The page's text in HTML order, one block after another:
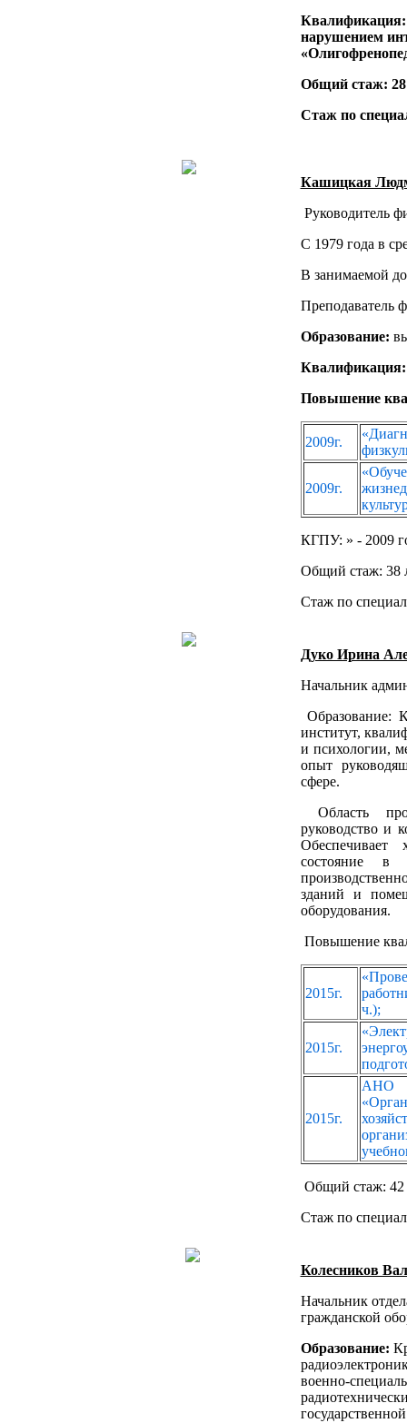
Квалификация:
нарушением
Общий стаж: 28
Стаж по
Кашицкая
Руководитель
С 1979 года в
В занимаемой
Преподаватель
Образование:
Повышение
2009г.
2009г.
КГПУ: » - 2009
Общий стаж: 38
Стаж по
Дуко Ирина
Начальник
Образование:
институт,
и психологии,
опыт
сфере.
Область
руководство и
Обеспечивает
состояние в
зданий и
оборудования.
Повышение
2015г.
ч.);
2015г.
2015г.
АНО
Общий стаж: 42
Стаж по
Колесников
Начальник
гражданской
Образование:
военно-